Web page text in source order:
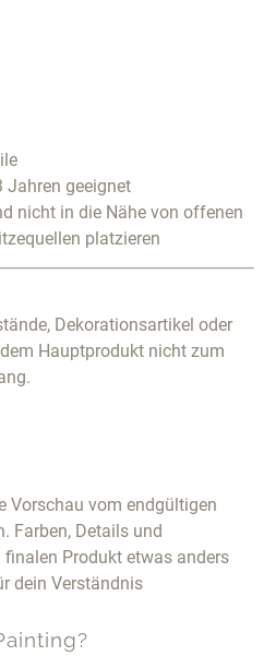
Vorschau vom endgültigen
Farben, Details und
Produkt etwas anders
dein Verständnis
Jahren geeignet
nicht in die Nähe von offenen
platzieren
Dekorationsartikel oder
Hauptprodukt nicht zum